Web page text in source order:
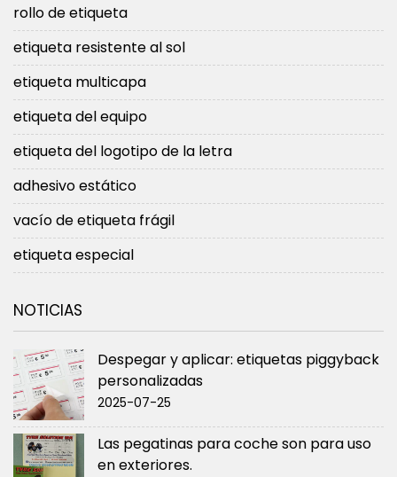
rollo de etiqueta
etiqueta resistente al sol
etiqueta multicapa
etiqueta del equipo
etiqueta del logotipo de la letra
adhesivo estático
vacío de etiqueta frágil
etiqueta especial
NOTICIAS
Despegar y aplicar: etiquetas piggyback
personalizadas
2025-07-25
Las pegatinas para coche son para uso
en exteriores.